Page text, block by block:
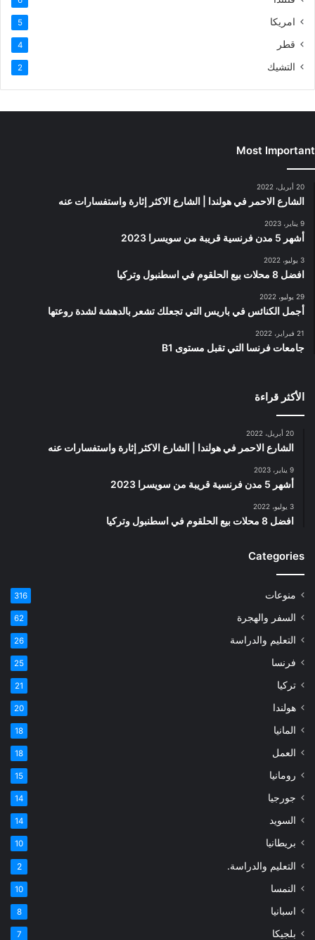
امريكا 5
قطر 4
التشيك 2
Most Important
20 أبريل، 2022
الشارع الاحمر في هولندا | الشارع الاكثر إثارة واستفسارات عنه
9 يناير، 2023
أشهر 5 مدن فرنسية قريبة من سويسرا 2023
3 يوليو، 2022
افضل 8 محلات بيع الحلقوم في اسطنبول وتركيا
29 يوليو، 2022
أجمل الكنائس في باريس التي تجعلك تشعر بالدهشة لشدة روعتها
21 فبراير، 2022
جامعات فرنسا التي تقبل مستوى B1
الأكثر قراءة
20 أبريل، 2022
الشارع الاحمر في هولندا | الشارع الاكثر إثارة واستفسارات عنه
9 يناير، 2023
أشهر 5 مدن فرنسية قريبة من سويسرا 2023
3 يوليو، 2022
افضل 8 محلات بيع الحلقوم في اسطنبول وتركيا
Categories
منوعات 316
السفر والهجرة 62
التعليم والدراسة 26
فرنسا 25
تركيا 21
هولندا 20
المانيا 18
العمل 18
رومانيا 15
جورجيا 14
السويد 14
بريطانيا 10
التعليم والدراسة. 2
النمسا 10
اسبانيا 8
بلجيكا 7